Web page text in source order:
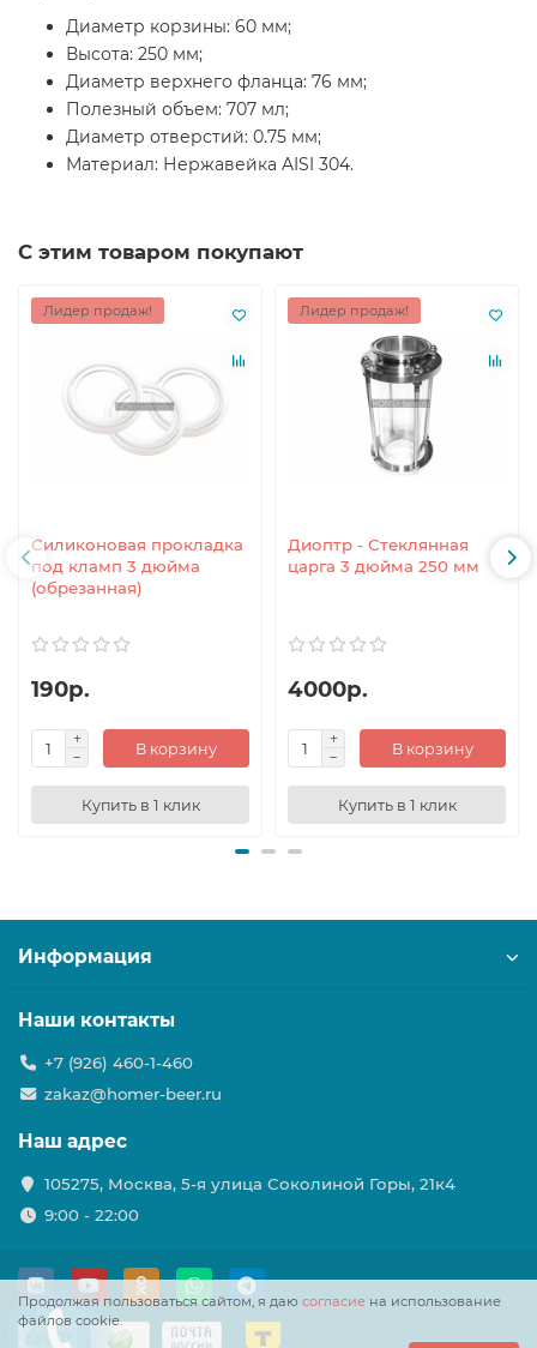
Диаметр корзины: 60 мм;
Высота: 250 мм;
Диаметр верхнего фланца: 76 мм;
Полезный объем: 707 мл;
Диаметр отверстий: 0.75 мм;
Материал: Нержавейка AISI 304.
С этим товаром покупают
Лидер продаж!
Силиконовая прокладка
под кламп 3 дюйма
(обрезанная)
190р.
В корзину
Купить в 1 клик
Лидер продаж!
Диоптр - Стеклянная
царга 3 дюйма 250 мм
4000р.
В корзину
Купить в 1 клик
Продолжая пользоваться сайтом, я даю согласие на использование
файлов cookie.
Информация
Наши контакты
+7 (926) 460-1-460
zakaz@homer-beer.ru
Наш адрес
105275, Москва, 5-я улица Соколиной Горы, 21к4
9:00 - 22:00